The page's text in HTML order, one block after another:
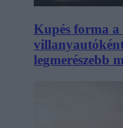
Kupés forma a
legmerészebb